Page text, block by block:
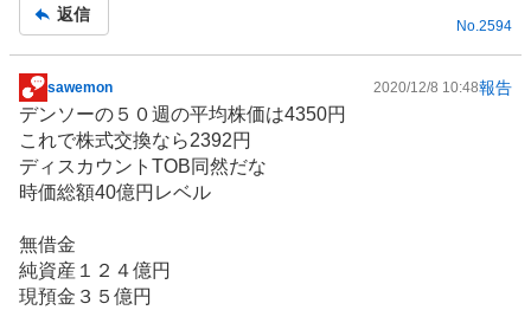
返信
No.2594
掲
示
板
記
事
sawemon 2020/12/8 10:48報告
デンソーの５０週の平均株価は4350円
これで株式交換なら2392円
ディスカウントTOB同然だな
時価総額40億円レベル
無借金
純資産１２４億円
現預金３５億円